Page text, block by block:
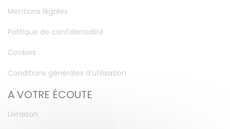
Mentions légales
Politique de confidentialité
Cookies
Conditions générales d’utilisation
A VOTRE ÉCOUTE
Livraison